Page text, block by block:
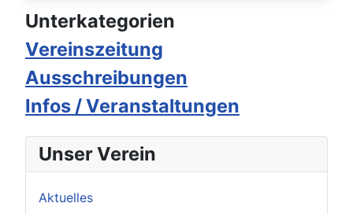
Unser Verein
Aktuelles
Unterkategorien
Vereinszeitung
Ausschreibungen
Infos / Veranstaltungen